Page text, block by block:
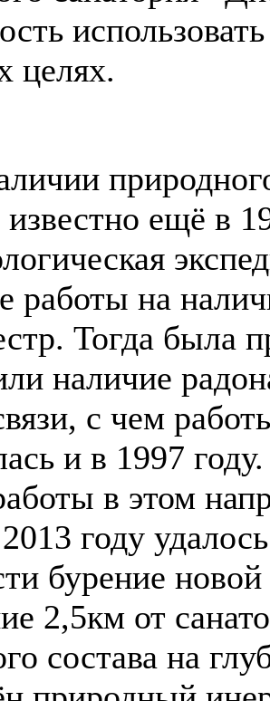
целях.
ещё в
работы на
Тогда была
наличие
с чем
и в 1997
в этом
году
бурение
2,5км от
состава на